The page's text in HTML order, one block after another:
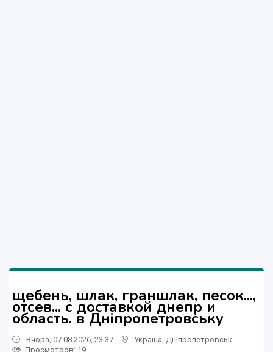
щебень, шлак, граншлак, песок...,
отсев... с доставкой днепр и
область. в Дніпропетровську
Вчора, 07.08.2026, 23:37 Україна Дніпропетровськ
Просмотров: 19